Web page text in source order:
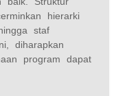
hierarki
staf
diharapkan
program dapat